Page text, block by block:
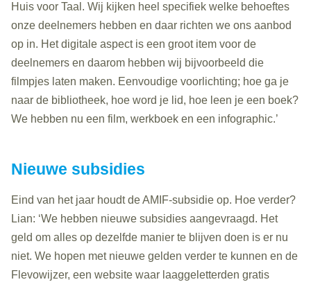
Huis voor Taal. Wij kijken heel specifiek welke behoeftes
onze deelnemers hebben en daar richten we ons aanbod
op in. Het digitale aspect is een groot item voor de
deelnemers en daarom hebben wij bijvoorbeeld die
filmpjes laten maken. Eenvoudige voorlichting; hoe ga je
naar de bibliotheek, hoe word je lid, hoe leen je een boek?
We hebben nu een film, werkboek en een infographic.’
Nieuwe subsidies
Eind van het jaar houdt de AMIF-subsidie op. Hoe verder?
Lian: ‘We hebben nieuwe subsidies aangevraagd. Het
geld om alles op dezelfde manier te blijven doen is er nu
niet. We hopen met nieuwe gelden verder te kunnen en de
Flevowijzer, een website waar laaggeletterden gratis